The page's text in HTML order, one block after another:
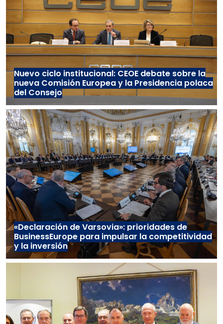
Nuevo ciclo institucional: CEOE debate sobre la
nueva Comisión Europea y la Presidencia polaca
del Consejo
«Declaración de Varsovia»: prioridades de
BusinessEurope para impulsar la competitividad
y la inversión